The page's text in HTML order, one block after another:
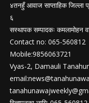
४तनहुँ आवाज साप्ताहिक जिल्ला
६
सस्थापक सम्पादकः कमलामोहन
Contact no: 065-560812
Mobile:9856063721
Vyas-2, Damauli
email: